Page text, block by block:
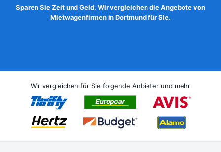
Sparen Sie Zeit und Geld. Wir vergleichen die Angebote von
Mietwagenfirmen in Dortmund für Sie.
Wir vergleichen für Sie folgende Anbieter und mehr